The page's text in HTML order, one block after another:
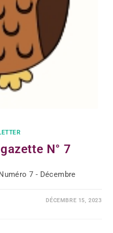
N° 7
7 - Décembre
DÉCEMBRE 15, 2023